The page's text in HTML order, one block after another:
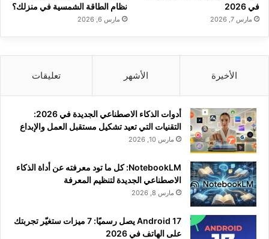
في 2026
مارس 7, 2026
نظام الطاقة الشمسية في منزلك؟
مارس 6, 2026
الأخيرة الأشهر تعليقات
أدوات الذكاء الاصطناعي الجديدة في 2026:
التقنيات التي تعيد تشكيل مستقبل العمل والإبداع
مارس 10, 2026
NotebookLM: كل ما تود معرفته عن أداة الذكاء
الاصطناعي الجديدة لتنظيم المعرفة
مارس 8, 2026
Android 17 يصل رسميًا: 7 ميزات ستغيّر تجربتك
على الهاتف في 2026